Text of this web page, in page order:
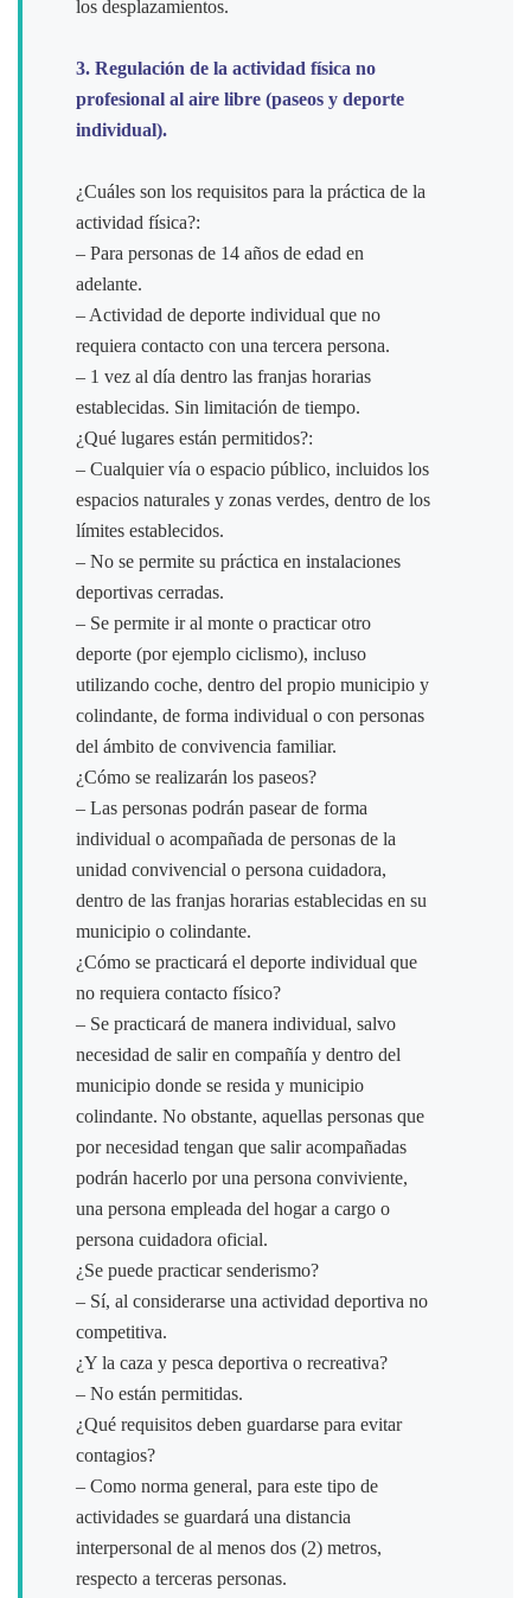
los desplazamientos.
3. Regulación de la actividad física no
profesional al aire libre (paseos y deporte
individual).
¿Cuáles son los requisitos para la práctica de la
actividad física?:
– Para personas de 14 años de edad en
adelante.
– Actividad de deporte individual que no
requiera contacto con una tercera persona.
– 1 vez al día dentro las franjas horarias
establecidas. Sin limitación de tiempo.
¿Qué lugares están permitidos?:
– Cualquier vía o espacio público, incluidos los
espacios naturales y zonas verdes, dentro de los
límites establecidos.
– No se permite su práctica en instalaciones
deportivas cerradas.
– Se permite ir al monte o practicar otro
deporte (por ejemplo ciclismo), incluso
utilizando coche, dentro del propio municipio y
colindante, de forma individual o con personas
del ámbito de convivencia familiar.
¿Cómo se realizarán los paseos?
– Las personas podrán pasear de forma
individual o acompañada de personas de la
unidad convivencial o persona cuidadora,
dentro de las franjas horarias establecidas en su
municipio o colindante.
¿Cómo se practicará el deporte individual que
no requiera contacto físico?
– Se practicará de manera individual, salvo
necesidad de salir en compañía y dentro del
municipio donde se resida y municipio
colindante. No obstante, aquellas personas que
por necesidad tengan que salir acompañadas
podrán hacerlo por una persona conviviente,
una persona empleada del hogar a cargo o
persona cuidadora oficial.
¿Se puede practicar senderismo?
– Sí, al considerarse una actividad deportiva no
competitiva.
¿Y la caza y pesca deportiva o recreativa?
– No están permitidas.
¿Qué requisitos deben guardarse para evitar
contagios?
– Como norma general, para este tipo de
actividades se guardará una distancia
interpersonal de al menos dos (2) metros,
respecto a terceras personas.